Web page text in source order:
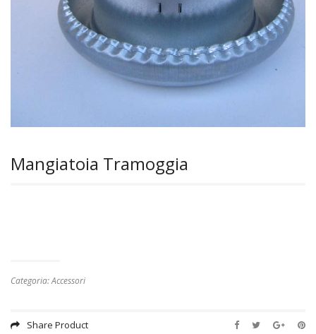
Mangiatoia Tramoggia
Categoria:Accessori
Share Product